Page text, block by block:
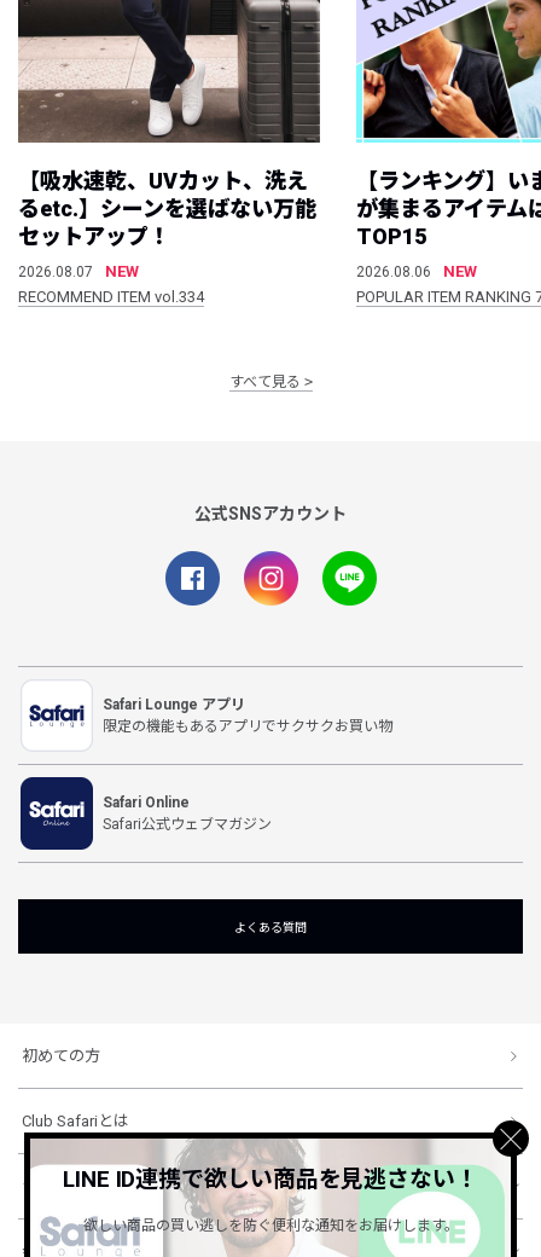
【吸水速乾、UVカット、洗え
るetc.】シーンを選ばない万能
セットアップ！
2026.08.07
NEW
RECOMMEND ITEM vol.334
【ランキング】
が集まるアイテム
TOP15
2026.08.06
NEW
POPULAR ITEM
すべて見る
公式SNSアカウント
Safari Lounge アプリ
限定の機能もあるアプリでサクサクお買い物
Safari Online
Safari公式ウェブマガジン
よくある質問
初めての方
Club Safariとは
ショッピングガイド
会社概要・規約
LINE ID連携で欲しい商品を見逃さない！
欲しい商品の買い逃しを防ぐ便利な通知をお届けします。